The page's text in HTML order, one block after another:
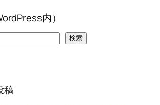
内）
検索
稿